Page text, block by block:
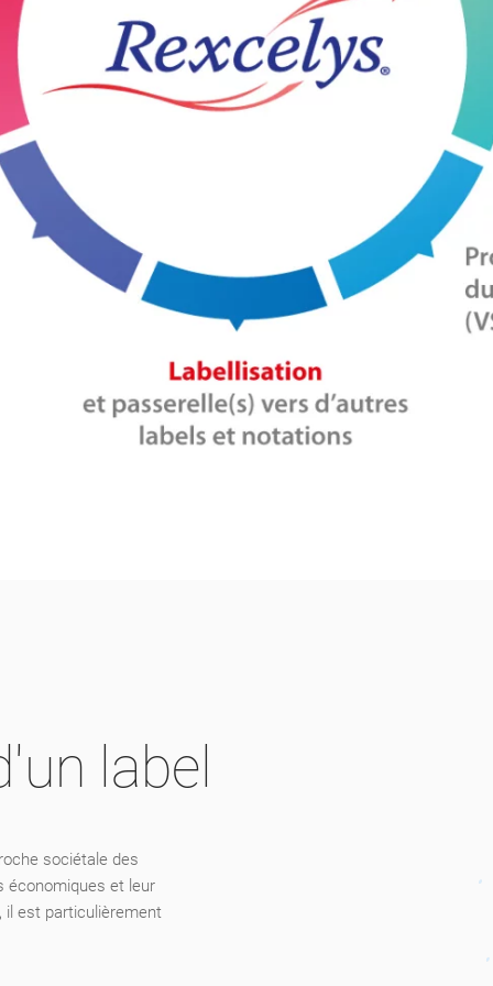
label
sociétale des
économiques et leur
il est particulièrement